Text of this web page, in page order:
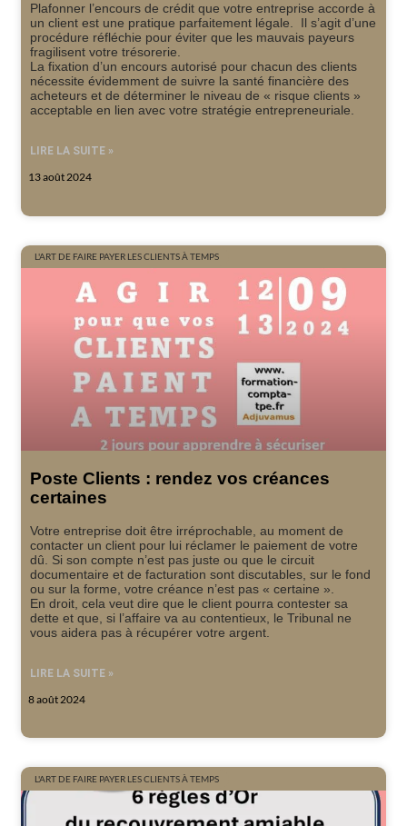
Plafonner l’encours de crédit que votre entreprise accorde à
un client est une pratique parfaitement légale. Il s’agit d’une
procédure réfléchie pour éviter que les mauvais payeurs
fragilisent votre trésorerie.
La fixation d’un encours autorisé pour chacun des clients
nécessite évidemment de suivre la santé financière des
acheteurs et de déterminer le niveau de « risque clients »
acceptable en lien avec votre stratégie entrepreneuriale.
LIRE LA SUITE »
13 août 2024
L'ART DE FAIRE PAYER LES CLIENTS À TEMPS
Poste Clients : rendez vos créances
certaines
Votre entreprise doit être irréprochable, au moment de
contacter un client pour lui réclamer le paiement de votre
dû. Si son compte n’est pas juste ou que le circuit
documentaire et de facturation sont discutables, sur le fond
ou sur la forme, votre créance n’est pas « certaine ».
En droit, cela veut dire que le client pourra contester sa
dette et que, si l’affaire va au contentieux, le Tribunal ne
vous aidera pas à récupérer votre argent.
LIRE LA SUITE »
8 août 2024
L'ART DE FAIRE PAYER LES CLIENTS À TEMPS